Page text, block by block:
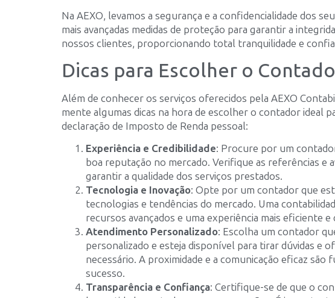
Na AEXO, levamos a segurança e a confidencialidade dos
mais avançadas medidas de proteção para garantir a
nossos clientes, proporcionando total tranquilidade e
Dicas para Escolher o
Além de conhecer os serviços oferecidos pela AEXO
mente algumas dicas na hora de escolher o contador ideal
declaração de Imposto de Renda pessoal:
Experiência e Credibilidade: Procure por um
boa reputação no mercado. Verifique as referências e
garantir a qualidade dos serviços prestados.
Tecnologia e Inovação: Opte por um contador que
tecnologias e tendências do mercado. Uma
recursos avançados e uma experiência mais eficiente
Atendimento Personalizado: Escolha um contador
personalizado e esteja disponível para tirar dúvidas e
necessário. A proximidade e a comunicação eficaz são
sucesso.
Transparência e Confiança: Certifique-se de que o